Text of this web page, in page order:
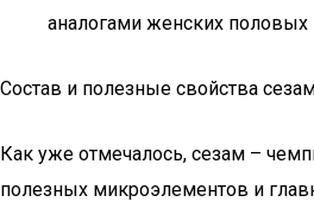
аналогами женских половых
Состав и полезные свойства
Как уже отмечалось, сезам –
полезных микроэлементов и